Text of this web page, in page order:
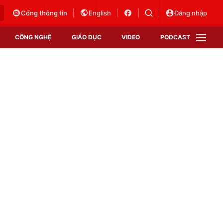
Cổng thông tin English Đăng nhập
CÔNG NGHỆ GIÁO DỤC VIDEO PODCAST